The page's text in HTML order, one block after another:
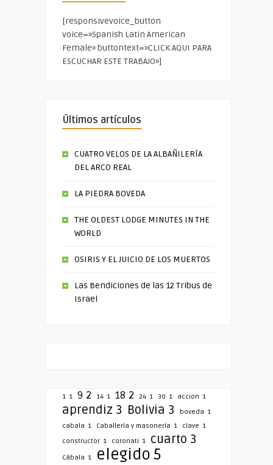
[responsivevoice_button
voice=»Spanish Latin American
Female» buttontext=»CLICK AQUI PARA
ESCUCHAR ESTE TRABAJO»]
Últimos artículos
CUATRO VELOS DE LA ALBAÑILERÍA
DEL ARCO REAL
LA PIEDRA BOVEDA
THE OLDEST LODGE MINUTES IN THE
WORLD
OSIRIS Y EL JUICIO DE LOS MUERTOS
Las Bendiciones de las 12 Tribus de
Israel
1 1 9 2 14 1 18 2 24 1 30 1 accion 1
aprendiz 3 Bolivia 3 boveda 1
cabala 1 Caballería y masonería 1 clave 1
constructor 1 coronati 1 cuarto 3
Cábala 1 elegido5